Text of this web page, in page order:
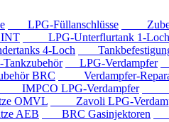
LPG-Füllanschlüsse
LPG-Unterflurtank 1-Loch
4-Loch
LPG-Verdampfer
BRC Verdampfer-
IMPCO LPG-Verdampfer
OMVL Zavoli LPG-
AEB BRC Gasinjektoren